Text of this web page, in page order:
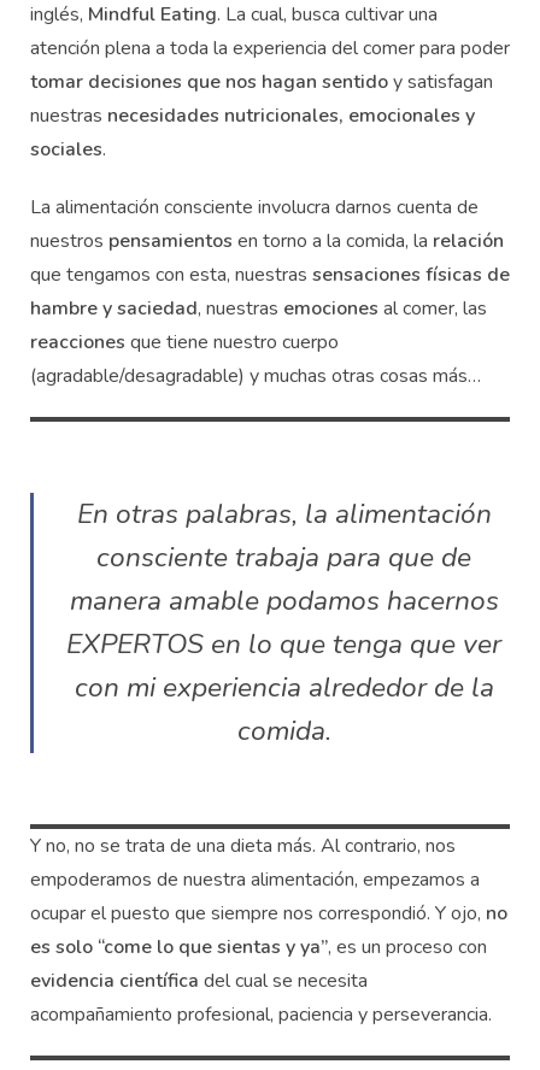
inglés, Mindful Eating. La cual, busca cultivar una
atención plena a toda la experiencia del comer para poder
tomar decisiones que nos hagan sentidoy satisfagan
nuestras necesidades nutricionales, emocionales y
sociales.
La alimentación consciente involucra darnos cuenta de
nuestros pensamientos en torno a la comida, la relación
que tengamos con esta, nuestras sensaciones físicas de
hambre y saciedad, nuestras emociones al comer, las
reacciones que tiene nuestro cuerpo
(agradable/desagradable) y muchas otras cosas más…
En otras palabras, la alimentación
consciente trabaja para que de
manera amable podamos hacernos
EXPERTOS en lo que tenga que ver
con mi experiencia alrededor de la
comida.
Y no, no se trata de una dieta más. Al contrario, nos
empoderamos de nuestra alimentación, empezamos a
ocupar el puesto que siempre nos correspondió. Y ojo, no
es solo “come lo que sientas y ya”, es un proceso con
evidencia científica del cual se necesita
acompañamiento profesional, paciencia y perseverancia.